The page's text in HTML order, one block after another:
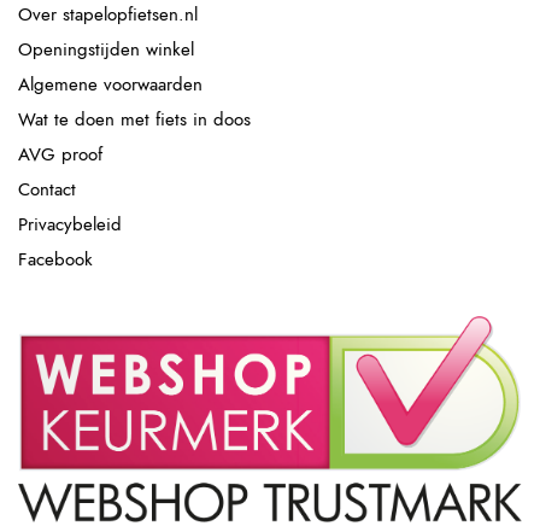
Over stapelopfietsen.nl
Openingstijden winkel
Algemene voorwaarden
Wat te doen met fiets in doos
AVG proof
Contact
Privacybeleid
Facebook